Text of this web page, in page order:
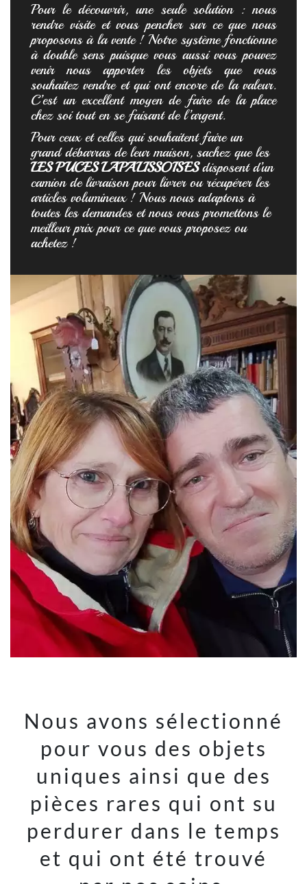
Pour le découvrir, une seule solution : nous
rendre visite et vous pencher sur ce que nous
proposons à la vente ! Notre système fonctionne
à double sens puisque vous aussi vous pouvez
venir nous apporter les objets que vous
souhaitez vendre et qui ont encore de la valeur.
C’est un excellent moyen de faire de la place
chez soi tout en se faisant de l’argent.
Pour ceux et celles qui souhaitent faire un
grand débarras de leur maison, sachez que les
LES PUCES LAPALISSOISESdisposent d’un
camion de livraison pour livrer ou récupérer les
articles volumineux ! Nous nous adaptons à
toutes les demandes et nous vous promettons le
meilleur prix pour ce que vous proposez ou
achetez !
Nous avons sélectionné
pour vous des objets
uniques ainsi que des
pièces rares qui ont su
perdurer dans le temps
et qui ont été trouvé